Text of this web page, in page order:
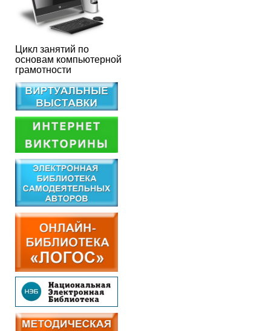
Цикл занятий по
основам компьютерной
грамотности